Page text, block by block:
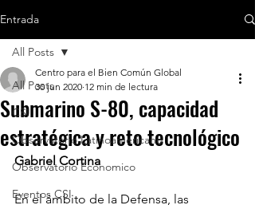
Entrada
All Posts
CSI
Observatorio Latinoamericano
Observatorio Economico
Eventos CSI
All Posts
Submarino S-80, capacidad
estratégica y reto tecnológico
Centro para el Bien Común Global
30 jun 2020 12 min de lectura
Gabriel Cortina
En el ámbito de la Defensa, las